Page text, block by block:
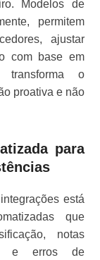
Modelos de
permitem
ajustar
com base em
transforma o
proativa e não
para
está
que
notas
e erros de